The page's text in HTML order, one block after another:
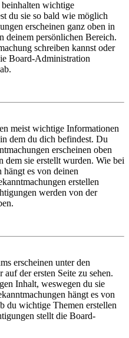
wichtige
du sie so bald wie möglich
erscheinen ganz oben in
deinem persönlichen Bereich.
schreiben kannst oder
Board-Administration
meist wichtige Informationen
dem du dich befindest. Du
erscheinen oben
dem sie erstellt wurden. Wie bei
hängt es von deinen
erstellen
werden von der
erscheinen unter den
der ersten Seite zu sehen.
Inhalt, weswegen du sie
hängt es von
du wichtige Themen erstellen
stellt die Board-